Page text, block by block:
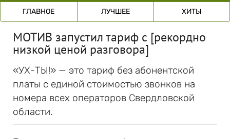
ГЛАВНОЕ ЛУЧШЕЕ ХИТЫ
МОТИВ запустил тариф с [рекордно
низкой ценой разговора]
«УХ-ТЫ!» — это тариф без абонентской
платы с единой стоимостью звонков на
номера всех операторов Свердловской
области.